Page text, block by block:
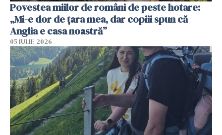
Povestea miilor de români de peste hotare:
„Mi-e dor de țara mea, dar copiii spun că
Anglia e casa noastră”
05 IULIE 2026